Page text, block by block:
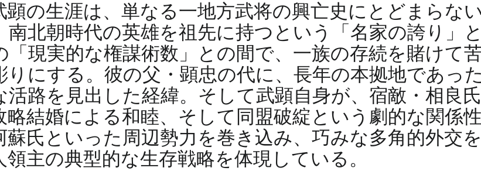
顕の生涯は、単なる一地方武将の興亡史にとどまらな
南北朝時代の英雄を祖先に持つという「名家の誇り」
「現実的な権謀術数」との間で、一族の存続を賭けて
りにする。彼の父・顕忠の代に、長年の本拠地であっ
活路を見出した経緯。そして武顕自身が、宿敵・相良
略結婚による和睦、そして同盟破綻という劇的な関係
蘇氏といった周辺勢力を巻き込み、巧みな多角的外交
領主の典型的な生存戦略を体現している。